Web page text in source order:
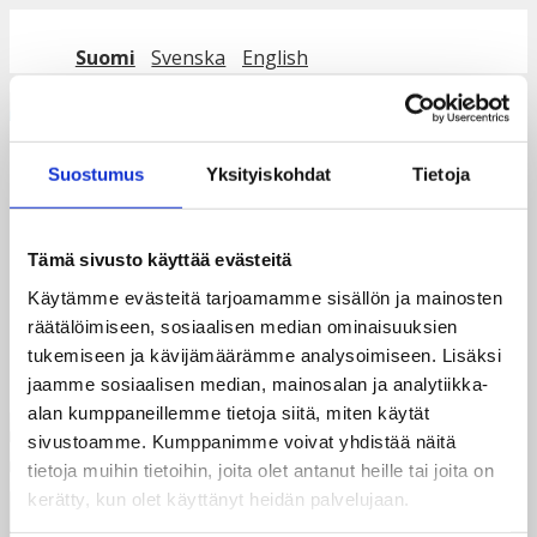
Suostumus Yksityiskohdat Tietoja
Tämä sivusto käyttää evästeitä
Käytämme evästeitä tarjoamamme sisällön ja mainosten
räätälöimiseen, sosiaalisen median ominaisuuksien
tukemiseen ja kävijämäärämme analysoimiseen. Lisäksi
jaamme sosiaalisen median, mainosalan ja analytiikka-
alan kumppaneillemme tietoja siitä, miten käytät
sivustoamme. Kumppanimme voivat yhdistää näitä
tietoja muihin tietoihin, joita olet antanut heille tai joita on
kerätty, kun olet käyttänyt heidän palvelujaan.
Suomi
Svenska English
EIS taksvärkkipäivä 3